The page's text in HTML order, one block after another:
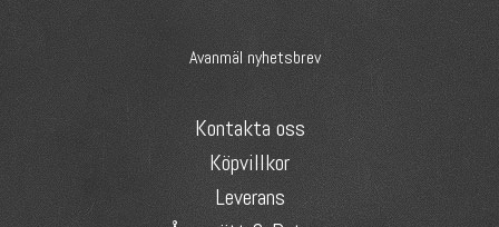
Avanmäl nyhetsbrev
Kontakta oss
Köpvillkor
Leverans